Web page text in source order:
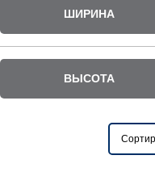
ШИРИНА
ВЫСОТА